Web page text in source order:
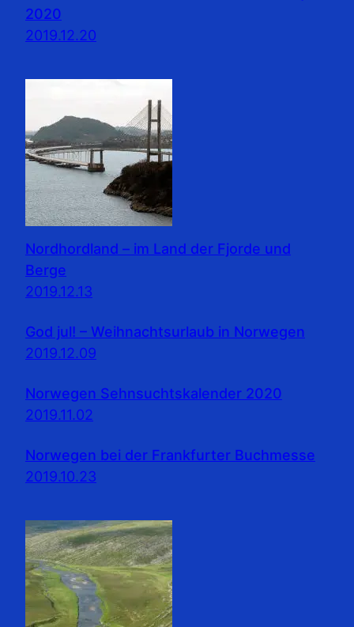
2020
2019.12.20
Nordhordland – im Land der Fjorde und
Berge
2019.12.13
God jul! – Weihnachtsurlaub in Norwegen
2019.12.09
Norwegen Sehnsuchtskalender 2020
2019.11.02
Norwegen bei der Frankfurter Buchmesse
2019.10.23